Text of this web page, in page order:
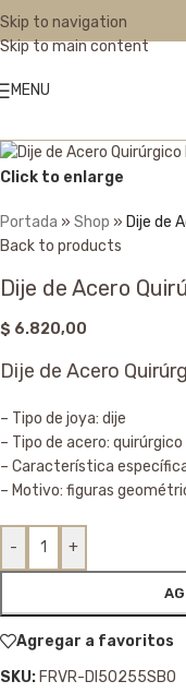
Skip to navigation
Skip to main content
MENU
Click to enlarge
Portada » Shop » Dije de
Back to products
Dije de Acero
$ 6.820,00
Dije de Acero
– Tipo de joya: dije
– Tipo de acero: quirúrgico
– Característica
– Motivo: figuras
- +
Agregar a favoritos
SKU: FRVR-DI50255SBO